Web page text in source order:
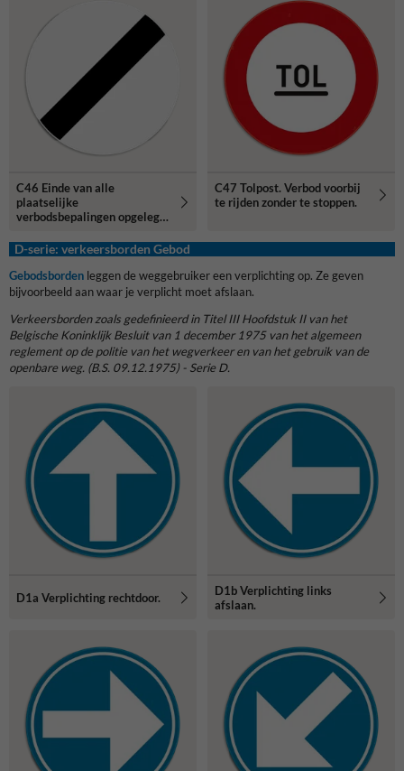
C46 Einde van alle
plaatselijke
verbodsbepalingen opgelegd
beweging.
C47 Tolpost. Verbod voorbij
te rijden zonder te stoppen.
D-serie: verkeersborden Gebod
Gebodsborden leggen de weggebruiker een verplichting op. Ze geven
bijvoorbeeld aan waar je verplicht moet afslaan.
Verkeersborden zoals gedefinieerd in Titel III Hoofdstuk II van het
Belgische Koninklijk Besluit van 1 december 1975 van het algemeen
reglement op de politie van het wegverkeer en van het gebruik van de
openbare weg. (B.S. 09.12.1975) - Serie D.
D1a Verplichting rechtdoor.
D1b Verplichting links
afslaan.